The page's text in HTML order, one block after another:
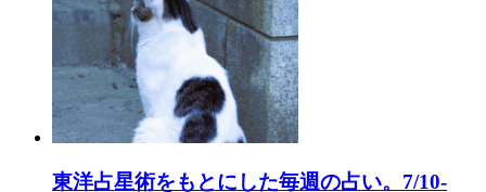
東洋占星術をもとにした毎週の占い。7/10-